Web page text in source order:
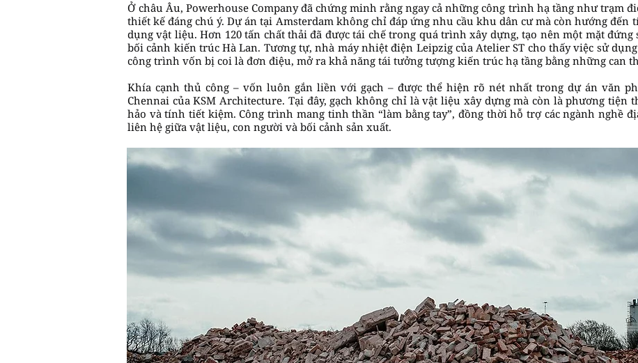
Ở châu Âu, Powerhouse Company đã chứng minh rằng ngay cả những công trình hạ tầng như trạm
thiết kế đáng chú ý. Dự án tại Amsterdam không chỉ đáp ứng nhu cầu khu dân cư mà còn hướng đến
dụng vật liệu. Hơn 120 tấn chất thải đã được tái chế trong quá trình xây dựng, tạo nên một mặt
bối cảnh kiến trúc Hà Lan. Tương tự, nhà máy nhiệt điện Leipzig của Atelier ST cho thấy việc sử
công trình vốn bị coi là đơn điệu, mở ra khả năng tái tưởng tượng kiến trúc hạ tầng bằng những can
Khía cạnh thủ công – vốn luôn gắn liền với gạch – được thể hiện rõ nét nhất trong dự án văn
Chennai của KSM Architecture. Tại đây, gạch không chỉ là vật liệu xây dựng mà còn là phương tiện
hảo và tính tiết kiệm. Công trình mang tinh thần “làm bằng tay”, đồng thời hỗ trợ các ngành nghề
liên hệ giữa vật liệu, con người và bối cảnh sản xuất.